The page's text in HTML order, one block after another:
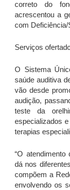
correto do
acrescentou a
com
Serviços
O Sistema
saúde auditiva
vão desde
audição,
teste da
especializados
terapias
“O
dá nos
compõem a
envolvendo os